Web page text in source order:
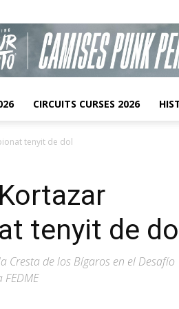
CIRCUITS CURSES 2026
tenyit de dol
tenyit de dol
Cresta de los Bígaros en el Desafío